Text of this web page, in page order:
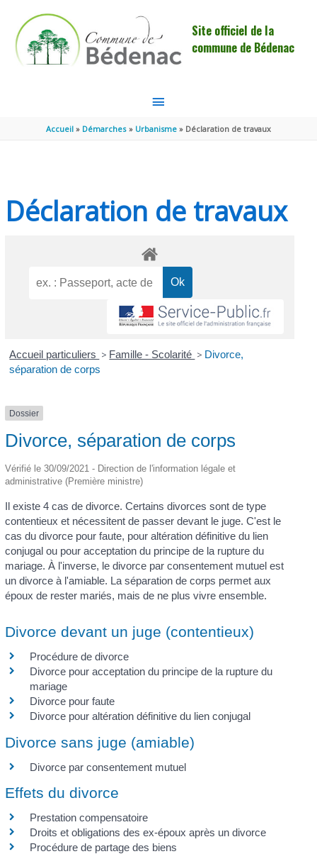
Site officiel de la
commune de Bédenac
MENU
PRINCIPAL
Accueil Démarches Urbanisme Déclaration de travaux
Déclaration de travaux
Accueil particuliers > Famille - Scolarité > Divorce,
séparation de corps
Dossier
Divorce, séparation de corps
Vérifié le 30/09/2021 - Direction de l'information légale et
administrative (Première ministre)
Il existe 4 cas de divorce. Certains divorces sont de type
contentieux et nécessitent de passer devant le juge. C'est le
cas du divorce pour faute, pour altération définitive du lien
conjugal ou pour acceptation du principe de la rupture du
mariage. À l'inverse, le divorce par consentement mutuel est
un divorce à l'amiable. La séparation de corps permet aux
époux de rester mariés, mais de ne plus vivre ensemble.
Divorce devant un juge (contentieux)
Procédure de divorce
Divorce pour acceptation du principe de la rupture du
mariage
Divorce pour faute
Divorce pour altération définitive du lien conjugal
Divorce sans juge (amiable)
Divorce par consentement mutuel
Effets du divorce
Prestation compensatoire
Droits et obligations des ex-époux après un divorce
Procédure de partage des biens